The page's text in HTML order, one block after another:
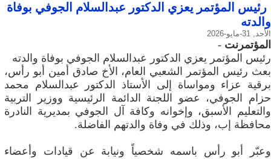
رئيس المؤتمر يعزي الدكتور عبدالسلام الجوفي بوفاة
والدته
الأحد, 31-مايو-2026
المؤتمرنت -
رئيس المؤتمر يعزي الدكتور عبدالسلام الجوفي بوفاة والدته
بعث رئيس المؤتمر الشعبي العام، الأخ صادق أمين أبو رأس،
برقية عزاء ومواساة إلى الأستاذ الدكتور عبدالسلام محمد
حزام الجوفي، عضو اللجنة الدائمة الرئيسية ووزير التربية
والتعليم الأسبق، وإخوانه وكافة آل الجوفي بمديرية النادرة
محافظة إب، وذلك في وفاة والدتهم الفاضلة.
وعبّر أبو رأس باسمه شخصياً ونيابة عن قيادات وأعضاء